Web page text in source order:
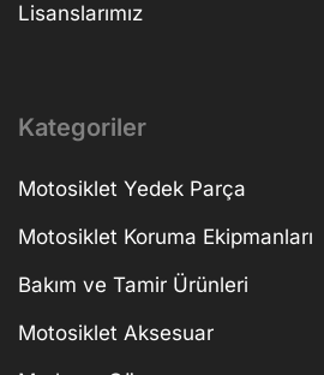
Lisanslarımız
Kategoriler
Motosiklet Yedek Parça
Motosiklet Koruma Ekipmanları
Bakım ve Tamir Ürünleri
Motosiklet Aksesuar